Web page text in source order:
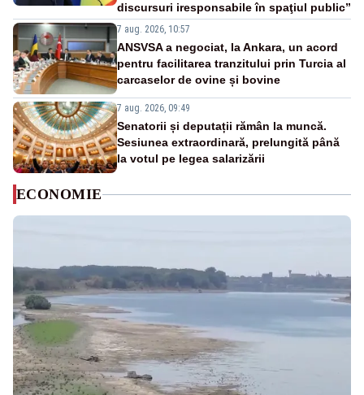
discursuri iresponsabile în spaţiul public”
7 aug. 2026, 10:57
ANSVSA a negociat, la Ankara, un acord
pentru facilitarea tranzitului prin Turcia al
carcaselor de ovine și bovine
7 aug. 2026, 09:49
Senatorii și deputații rămân la muncă.
Sesiunea extraordinară, prelungită până
la votul pe legea salarizării
ECONOMIE